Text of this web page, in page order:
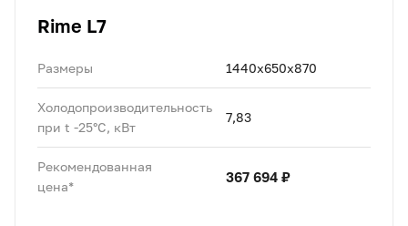
Rime L7
Размеры 1440x650x870
Холодопроизводительность
при t -25°C, кВт
7,83
Рекомендованная
цена*
367 694 ₽